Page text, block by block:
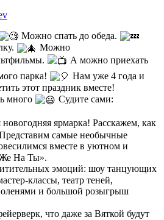
Можно спать до обеда.
Можно
А можно приехать
парка!
Нам уже 4 года и
этот праздник вместе!
много
Судите сами:⠀
новогодняя ярмарка! Расскажем, как
самые необычные
вместе в уютном и
На Ты».⠀
эмоций: шоу танцующих
классы, театр теней,
оленями и большой розыгрыш
что даже за Вяткой будут